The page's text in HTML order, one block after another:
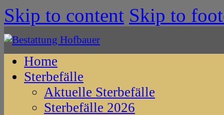
Skip to content Skip to
Home
Sterbefälle
Aktuelle Sterbefälle
Sterbefälle 2026